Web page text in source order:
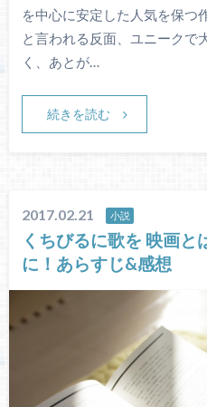
を中心に安定した人気を保つ
と言われる反面、ユニークで
く、あとが…
続きを読む
2017.02.21 小説
くちびるに歌を 映画と
に！あらすじ&感想